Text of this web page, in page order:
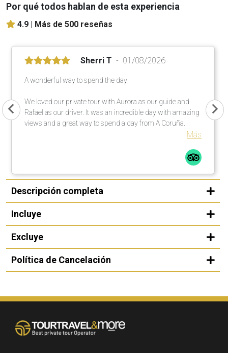
Por qué todos hablan de esta experiencia
4.9 | Más de 500 reseñas
Sherri T 01/08/2026
A wonderful way to spend the day
We loved our private tour with Aurora as our guide and
Rafael as our driver. It was an incredible day with amazing
views and a great way to spend a day from A Coruña.
Más
Descripción completa
Incluye
Excluye
Política de Cancelación